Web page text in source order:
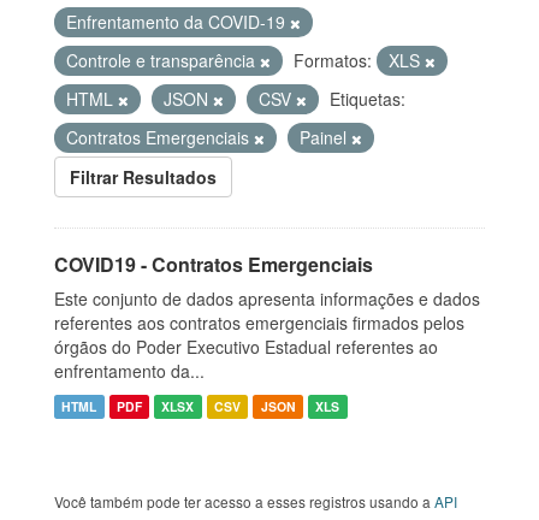
Enfrentamento da COVID-19
Controle e transparência
Formatos:
XLS
HTML
JSON CSV
Etiquetas:
Contratos Emergenciais
Painel
Filtrar Resultados
COVID19 - Contratos Emergenciais
Este conjunto de dados apresenta informações e dados
referentes aos contratos emergenciais firmados pelos
órgãos do Poder Executivo Estadual referentes ao
enfrentamento da...
HTML PDF XLSX CSV JSON XLS
Você também pode ter acesso a esses registros usando a API